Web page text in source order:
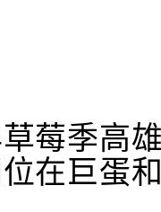
莓季高
在巨蛋